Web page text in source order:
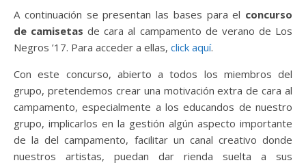
A continuación se presentan las bases para el concurso
de camisetas de cara al campamento de verano de Los
Negros ’17. Para acceder a ellas, click aquí.
Con este concurso, abierto a todos los miembros del
grupo, pretendemos crear una motivación extra de cara al
campamento, especialmente a los educandos de nuestro
grupo, implicarlos en la gestión algún aspecto importante
de la del campamento, facilitar un canal creativo donde
nuestros artistas, puedan dar rienda suelta a sus